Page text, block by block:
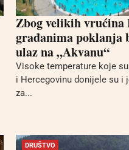
Zbog velikih vrućina
građanima poklanja
ulaz na „Akvanu“
Visoke temperature koje
i Hercegovinu donijele su i
za...
DRUŠTVO